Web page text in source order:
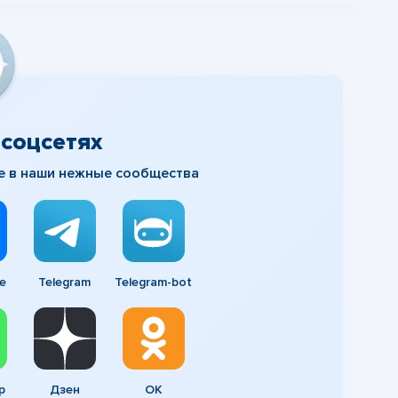
в наши нежные сообщества
Telegram Telegram-bot
Дзен ОК